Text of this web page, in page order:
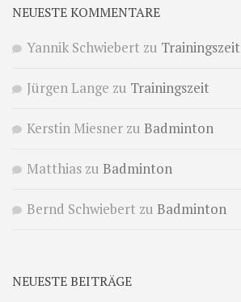
NEUESTE KOMMENTARE
Yannik Schwiebert zu Trainingszeit
Jürgen Lange zu Trainingszeit
Kerstin Miesner zu Badminton
Matthias zu Badminton
Bernd Schwiebert zu Badminton
NEUESTE BEITRÄGE